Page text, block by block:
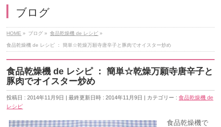
ブログ
HOME » ブログ » 食品乾燥機 de レシピ »
食品乾燥機 de レシピ ： 簡単☆乾燥万願寺唐辛子と豚肉でオイスター炒め
食品乾燥機 de レシピ ： 簡単☆乾燥万願寺唐辛子と
豚肉でオイスター炒め
投稿日 : 2014年11月9日 最終更新日時 : 2014年11月9日 カテゴリー :食品乾燥機 de
レシピ
食品乾燥機で